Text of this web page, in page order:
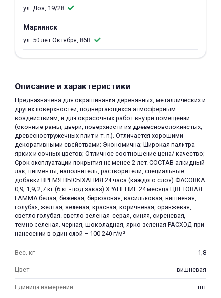
ул. Доз, 19/28
Мариинск
ул. 50 лет Октября, 86В
Описание и характеристики
Предназначена для окрашивания деревянных, металлических и
других поверхностей, подвергающихся атмосферным
воздействиям, и для окрасочных работ внутри помещений
(оконные рамы, двери, поверхности из древесноволокнистых,
древесностружечных плит и т. п.). Отличается хорошими
декоративными свойствами; Экономична; Широкая палитра
ярких и сочных цветов; Отличное соотношение цена/ качество;
Срок эксплуатации покрытия не менее 2 лет. СОСТАВ алкидный
лак, пигменты, наполнитель, растворители, специальные
добавки ВРЕМЯ ВЫСЫХАНИЯ 24 часа (каждого слоя) ФАСОВКА
0,9; 1,9; 2,7 кг (6 кг - под заказ) ХРАНЕНИЕ 24 месяца ЦВЕТОВАЯ
ГАММА белая, бежевая, бирюзовая, васильковая, вишневая,
голубая, желтая, зеленая, красная, коричневая, оранжевая,
светло-голубая. светло-зеленая, серая, синяя, сиреневая,
темно-зеленая. черная, шоколадная, ярко-зеленая РАСХОД при
нанесении в один слой – 100-240 г/м²
Вес, кг 1,8
Цвет вишневая
Единица измерений шт
раз в 2 недели